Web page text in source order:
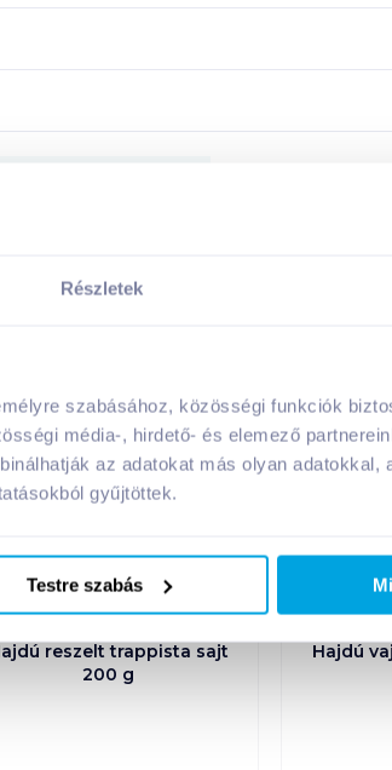
Részletek
szabásához, közösségi funkciók
média-, hirdető- és elemező
az adatokat más olyan adatokkal,
gyűjtöttek.
Testre szabás
reszelt trappista sajt
200 g
Hajdú